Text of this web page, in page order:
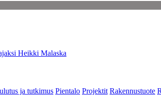
Heikki Malaska
ja tutkimus Pientalo Projektit Rakennustuote